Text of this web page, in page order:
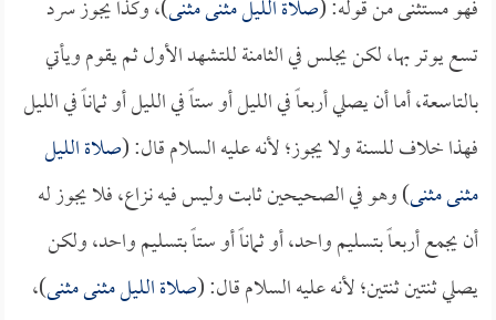
فهو مستثنى من قوله: (صلاة الليل مثنى مثنى)، وكذا يجوز سرد
تسع يوتر بها، لكن يجلس في الثامنة للتشهد الأول ثم يقوم ويأتي
بالتاسعة، أما أن يصلي أربعاً في الليل أو ستاً في الليل أو ثماناً في الليل
فهذا خلاف للسنة ولا يجوز؛ لأنه عليه السلام قال: (صلاة الليل
مثنى مثنى) وهو في الصحيحين ثابت وليس فيه نزاع، فلا يجوز له
أن يجمع أربعاً بتسليم واحد، أو ثماناً أو ستاً بتسليم واحد، ولكن
يصلي ثنتين ثنتين؛ لأنه عليه السلام قال: (صلاة الليل مثنى مثنى)،